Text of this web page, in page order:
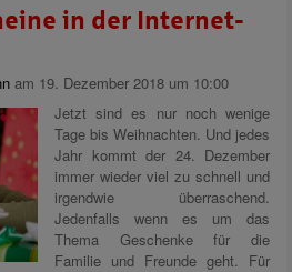
in der Internet-
am 19. Dezember 2018 um 10:00
Jetzt sind es nur noch wenige
Tage bis Weihnachten. Und jedes
Jahr kommt der 24. Dezember
immer wieder viel zu schnell und
irgendwie überraschend.
Jedenfalls wenn es um das
Thema Geschenke für die
Familie und Freunde geht. Für